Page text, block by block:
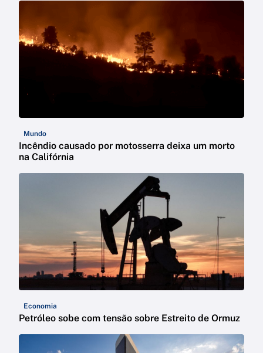
Mundo
Incêndio causado por motosserra deixa um morto
na Califórnia
Economia
Petróleo sobe com tensão sobre Estreito de Ormuz